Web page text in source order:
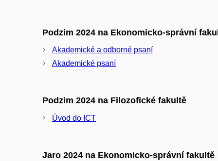
Podzim 2024 na Ekonomicko-správní
Akademické a odborné psaní
Akademické psaní
Podzim 2024 na Filozofické fakultě
Úvod do ICT
Jaro 2024 na Ekonomicko-správní fakultě